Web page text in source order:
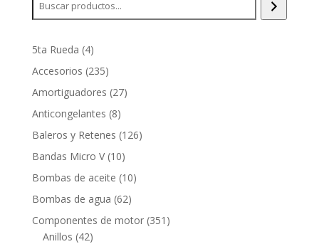
5ta Rueda 44
productos
Accesorios 235235
productos
Amortiguadores 2727
Anticongelantes 88
productos
Baleros y Retenes 126126
Bandas Micro V 1010
productos
Bombas de aceite 1010
Bombas de agua 6262
productos
Componentes de motor 351 351
Anillos 4242